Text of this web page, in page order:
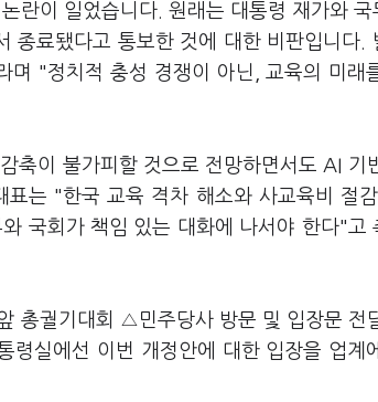
란이 일었습니다. 원래는 대통령 재가와 국
종료됐다고 통보한 것에 대한 비판입니다.
"정치적 충성 경쟁이 아닌, 교육의 미래
이 불가피할 것으로 전망하면서도 AI 기
표는 "한국 교육 격차 해소와 사교육비 절
국회가 책임 있는 대화에 나서야 한다"고
총궐기대회 △민주당사 방문 및 입장문
령실에선 이번 개정안에 대한 입장을 업계